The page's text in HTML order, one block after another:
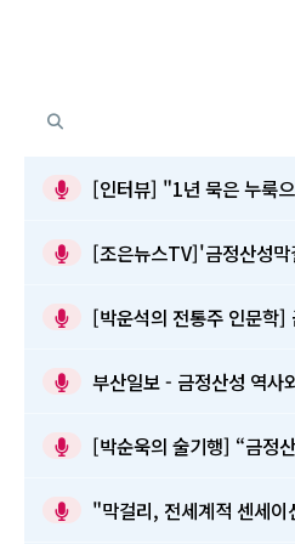
[인터뷰] "1년 묵은 누룩
[조은뉴스TV]'금정산성
[박운석의 전통주 인문학
부산일보 - 금정산성 역
[박순욱의 술기행] “금정
"막걸리, 전세계적 센세